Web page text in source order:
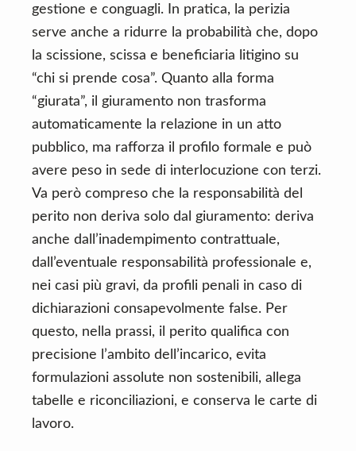
gestione e conguagli. In pratica, la perizia
serve anche a ridurre la probabilità che, dopo
la scissione, scissa e beneficiaria litigino su
“chi si prende cosa”. Quanto alla forma
“giurata”, il giuramento non trasforma
automaticamente la relazione in un atto
pubblico, ma rafforza il profilo formale e può
avere peso in sede di interlocuzione con terzi.
Va però compreso che la responsabilità del
perito non deriva solo dal giuramento: deriva
anche dall’inadempimento contrattuale,
dall’eventuale responsabilità professionale e,
nei casi più gravi, da profili penali in caso di
dichiarazioni consapevolmente false. Per
questo, nella prassi, il perito qualifica con
precisione l’ambito dell’incarico, evita
formulazioni assolute non sostenibili, allega
tabelle e riconciliazioni, e conserva le carte di
lavoro.